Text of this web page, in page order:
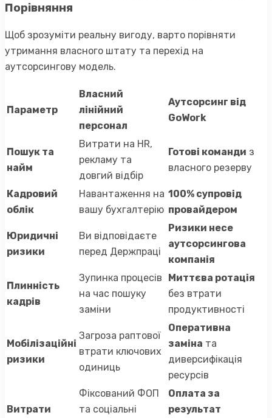
Порівняння
Щоб зрозуміти реальну вигоду, варто порівняти
утримання власного штату та перехід на
аутсорсингову модель.
Параметр
Власний
лінійний
персонал
Аутсорсинг від
GoWork
Пошук та
найм
Витрати на HR,
рекламу та
довгий відбір
Готові команди з
власного резерву
Кадровий
облік
Навантаження на
вашу бухгалтерію
100% супровід
провайдером
Юридичні
ризики
Ви відповідаєте
перед Держпраці
Ризики несе
аутсорсингова
компанія
Плинність
кадрів
Зупинка процесів
на час пошуку
заміни
Миттєва ротація
без втрати
продуктивності
Мобілізаційні
ризики
Загроза раптової
втрати ключових
одиниць
Оперативна
заміна та
диверсифікація
ресурсів
Витрати
Фіксований ФОП
та соціальні
Оплата за
результат